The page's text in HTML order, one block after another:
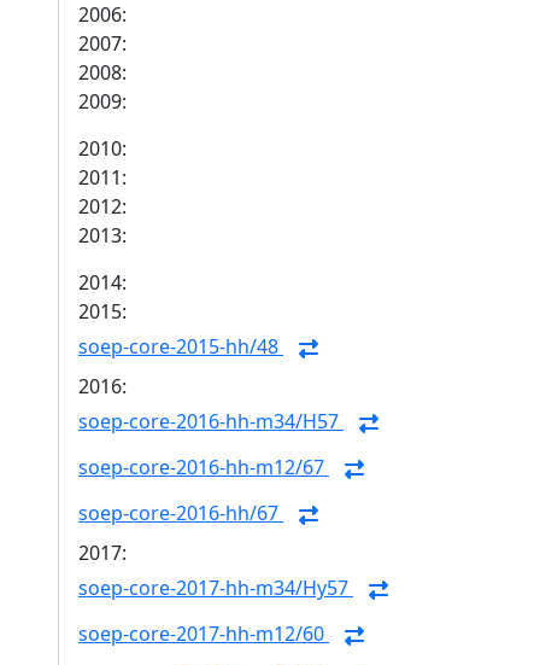
2006:
2007:
2008:
2009:
2010:
2011:
2012:
2013:
2014:
2015:
soep-core-2015-hh/48
2016:
soep-core-2016-hh-m34/H57
soep-core-2016-hh-m12/67
soep-core-2016-hh/67
2017:
soep-core-2017-hh-m34/Hy57
soep-core-2017-hh-m12/60